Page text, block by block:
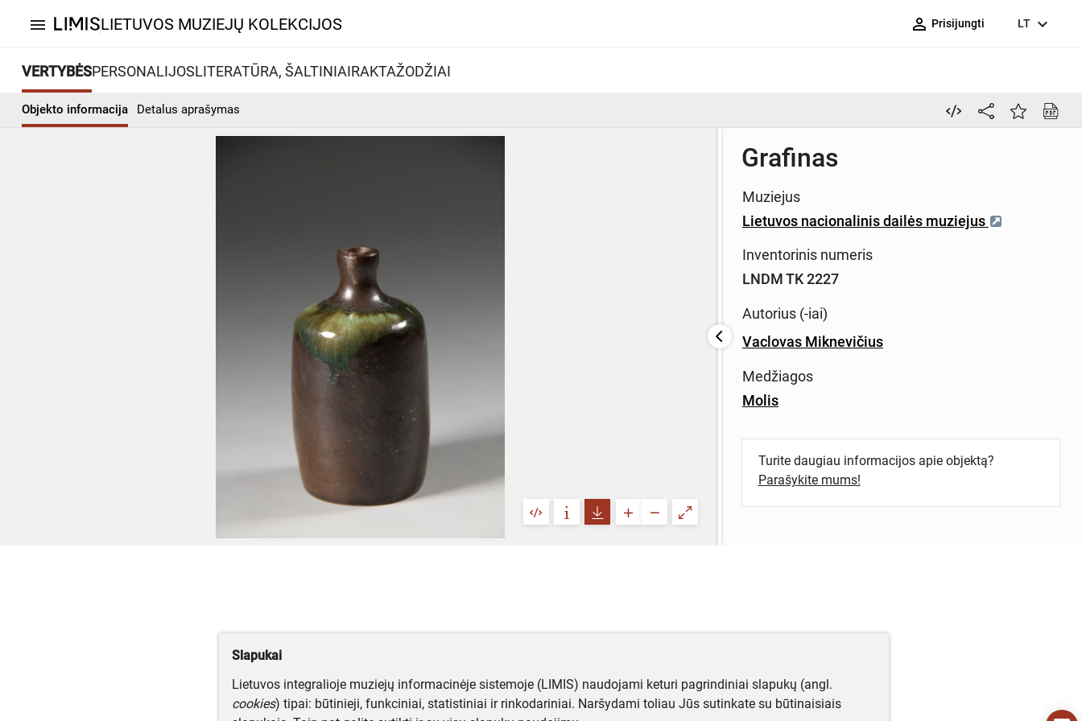
menu LIETUVOS MUZIEJŲ KOLEKCIJOS person_outline Prisijungti LT expand_more
VERTYBĖSPERSONALIJOSLITERATŪRA, ŠALTINIAIRAKTAŽODŽIAI
Objekto informacija Detalus aprašymas
Grafinas
Muziejus
Lietuvos nacionalinis dailės muziejus
Inventorinis numeris
LNDM TK 2227
Autorius (-iai)
Vaclovas Miknevičius
Medžiagos
Molis
Turite daugiau informacijos apie objektą?
Parašykite mums!
Slapukai
Lietuvos integralioje muziejų informacinėje sistemoje (LIMIS) naudojami keturi pagrindiniai slapukų (angl.
cookies) tipai: būtinieji, funkciniai, statistiniai ir rinkodariniai. Naršydami toliau Jūs sutinkate su būtinaisiais